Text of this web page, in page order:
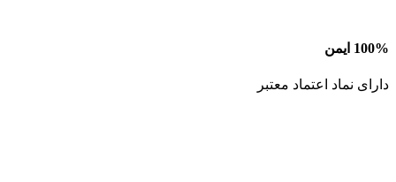
100% ایمن
دارای نماد اعتماد معتبر